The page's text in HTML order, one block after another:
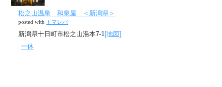
松之山温泉 和泉屋 ＜新潟県＞
posted with トマレバ
新潟県十日町市松之山湯本7-1 [地図]
一休